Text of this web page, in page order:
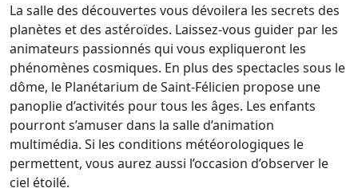
La salle des découvertes vous dévoilera les secrets des
planètes et des astéroïdes. Laissez-vous guider par les
animateurs passionnés qui vous expliqueront les
phénomènes cosmiques. En plus des spectacles sous le
dôme, le Planétarium de Saint-Félicien propose une
panoplie d’activités pour tous les âges. Les enfants
pourront s’amuser dans la salle d’animation
multimédia. Si les conditions météorologiques le
permettent, vous aurez aussi l’occasion d’observer le
ciel étoilé.